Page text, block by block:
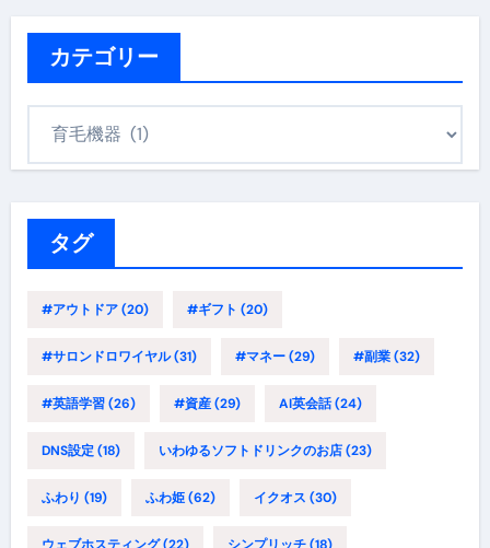
カテゴリー
タグ
#アウトドア(20) #ギフト (20)
#サロンドロワイヤル(31) #マネー(29) #副業(32)
#英語学習(26) #資産(29) AI英会話(24)
DNS設定(18) いわゆるソフトドリンクのお店(23)
ふわり (19) ふわ姫(62) イクオス (30)